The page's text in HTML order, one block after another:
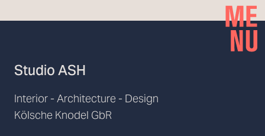
Studio ASH
Interior - Architecture - Design
Kölsche Knodel GbR